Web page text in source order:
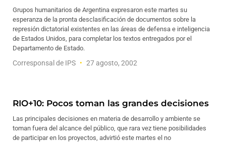
Grupos humanitarios de Argentina expresaron este martes su
esperanza de la pronta desclasificación de documentos sobre la
represión dictatorial existentes en las áreas de defensa e inteligencia
de Estados Unidos, para completar los textos entregados por el
Departamento de Estado.
Corresponsal de IPS 27 agosto, 2002
RIO+10: Pocos toman las grandes decisiones
Las principales decisiones en materia de desarrollo y ambiente se
toman fuera del alcance del público, que rara vez tiene posibilidades
de participar en los proyectos, advirtió este martes el no